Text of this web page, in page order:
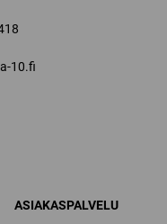
10.fi
ASIAKASPALVELU